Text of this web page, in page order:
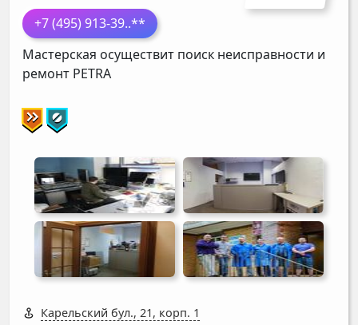
+7 (495) 913-39..**
Мастерская осуществит поиск неисправности и
ремонт PETRA
Карельский бул., 21, корп. 1